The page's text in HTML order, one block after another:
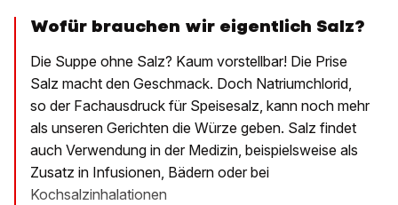
Wofür brauchen wir eigentlich Salz?
Die Suppe ohne Salz? Kaum vorstellbar! Die Prise
Salz macht den Geschmack. Doch Natriumchlorid,
so der Fachausdruck für Speisesalz, kann noch mehr
als unseren Gerichten die Würze geben. Salz findet
auch Verwendung in der Medizin, beispielsweise als
Zusatz in Infusionen, Bädern oder bei
Kochsalzinhalationen